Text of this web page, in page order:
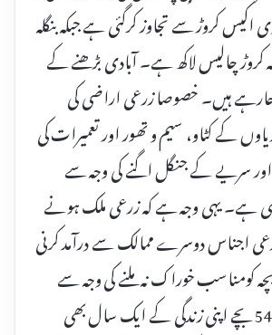
اکیس کروڑ سے تجاوز کرگئی ہے جبکہ بنگلہ
چالیس لاکھ ہے۔ آبادی بڑھنے کے
ہیں۔ خصوصا زرعی اراضی کی
کے کٹاو، سیم و تھور اور تعمیرات کی
سریے کے جنگل اگنے کی وجہ سے
ہے۔ یہی وجہ ہے کہ زرعی ملک ہونے
اجناس دوسرے ممالک سے درآمد کرنی
کومناسب خوراک نہ ملنے کی وجہ سے
ایک ہزار میں سے 54بچے اپنی زندگی کے ایک سال بھی